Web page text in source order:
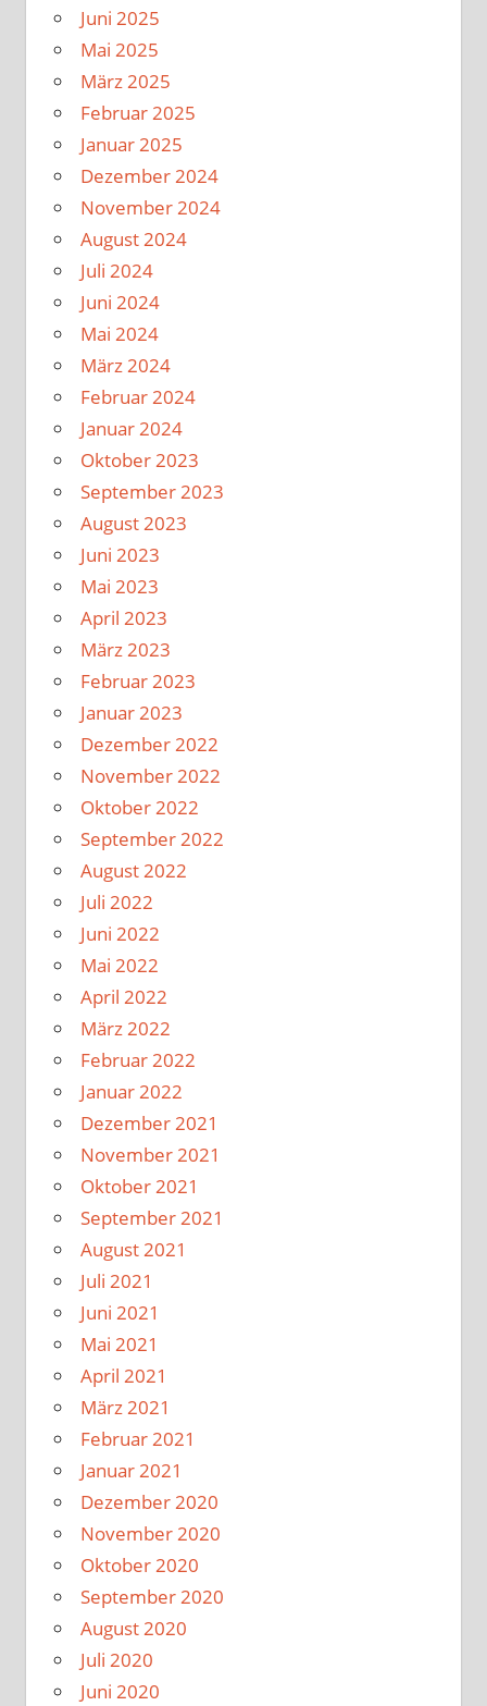
Juni 2025
Mai 2025
März 2025
Februar 2025
Januar 2025
Dezember 2024
November 2024
August 2024
Juli 2024
Juni 2024
Mai 2024
März 2024
Februar 2024
Januar 2024
Oktober 2023
September 2023
August 2023
Juni 2023
Mai 2023
April 2023
März 2023
Februar 2023
Januar 2023
Dezember 2022
November 2022
Oktober 2022
September 2022
August 2022
Juli 2022
Juni 2022
Mai 2022
April 2022
März 2022
Februar 2022
Januar 2022
Dezember 2021
November 2021
Oktober 2021
September 2021
August 2021
Juli 2021
Juni 2021
Mai 2021
April 2021
März 2021
Februar 2021
Januar 2021
Dezember 2020
November 2020
Oktober 2020
September 2020
August 2020
Juli 2020
Juni 2020